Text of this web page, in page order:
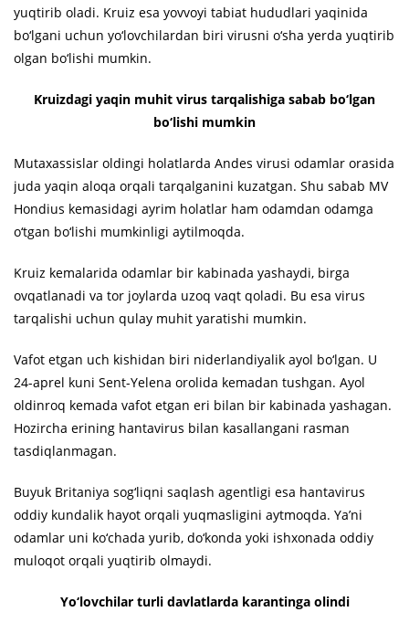
yuqtirib oladi. Kruiz esa yovvoyi tabiat hududlari yaqinida
bo‘lgani uchun yo‘lovchilardan biri virusni o‘sha yerda yuqtirib
olgan bo‘lishi mumkin.
Kruizdagi yaqin muhit virus tarqalishiga sabab bo‘lgan
bo‘lishi mumkin
Mutaxassislar oldingi holatlarda Andes virusi odamlar orasida
juda yaqin aloqa orqali tarqalganini kuzatgan. Shu sabab MV
Hondius kemasidagi ayrim holatlar ham odamdan odamga
o‘tgan bo‘lishi mumkinligi aytilmoqda.
Kruiz kemalarida odamlar bir kabinada yashaydi, birga
ovqatlanadi va tor joylarda uzoq vaqt qoladi. Bu esa virus
tarqalishi uchun qulay muhit yaratishi mumkin.
Vafot etgan uch kishidan biri niderlandiyalik ayol bo‘lgan. U
24-aprel kuni Sent-Yelena orolida kemadan tushgan. Ayol
oldinroq kemada vafot etgan eri bilan bir kabinada yashagan.
Hozircha erining hantavirus bilan kasallangani rasman
tasdiqlanmagan.
Buyuk Britaniya sog‘liqni saqlash agentligi esa hantavirus
oddiy kundalik hayot orqali yuqmasligini aytmoqda. Ya’ni
odamlar uni ko‘chada yurib, do‘konda yoki ishxonada oddiy
muloqot orqali yuqtirib olmaydi.
Yo‘lovchilar turli davlatlarda karantinga olindi